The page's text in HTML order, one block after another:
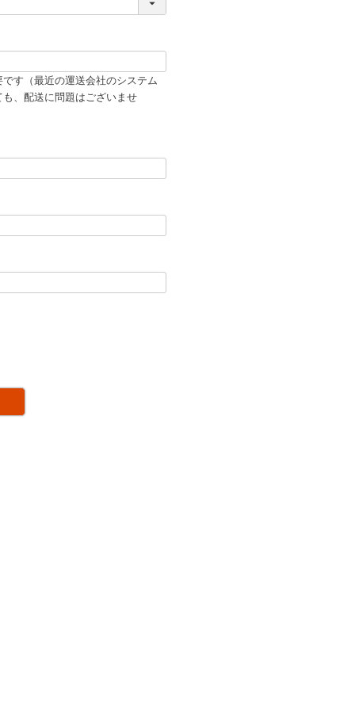
す（最近の運送会社のシステム
、配送に問題はございませ